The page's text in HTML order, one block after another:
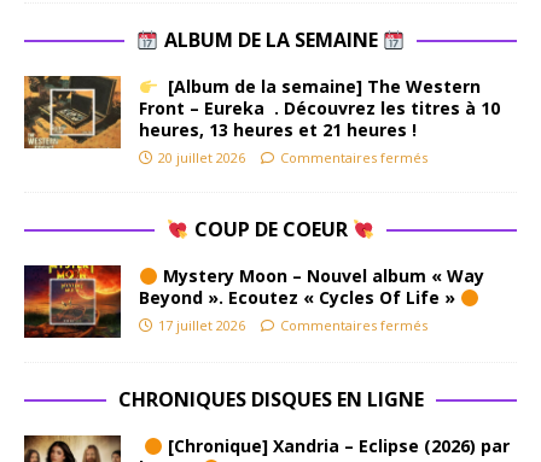
ALBUM DE LA SEMAINE
[Album de la semaine] The Western
Front – Eureka . Découvrez les titres à 10
heures, 13 heures et 21 heures !
20 juillet 2026 Commentaires fermés
COUP DE COEUR
Mystery Moon – Nouvel album « Way
Beyond ». Ecoutez « Cycles Of Life »
17 juillet 2026 Commentaires fermés
CHRONIQUES DISQUES EN LIGNE
[Chronique] Xandria – Eclipse (2026) par